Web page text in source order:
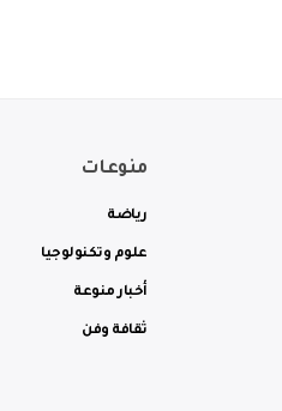
منوعات
رياضة
علوم وتكنولوجيا
أخبار منوعة
ثقافة وفن